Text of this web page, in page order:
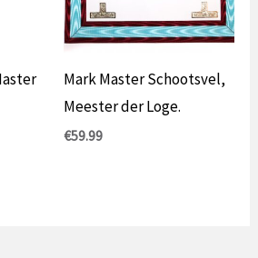
Mark Master Schootsvel,
Meester der Loge.
€59.99